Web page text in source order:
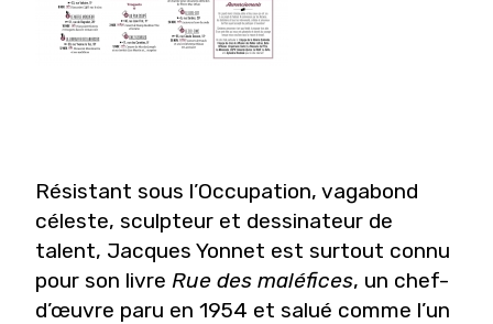
Résistant sous l’Occupation, vagabond
céleste, sculpteur et dessinateur de
talent, Jacques Yonnet est surtout connu
pour son livre Rue des maléfices, un chef-
d’œuvre paru en 1954 et salué comme l’un